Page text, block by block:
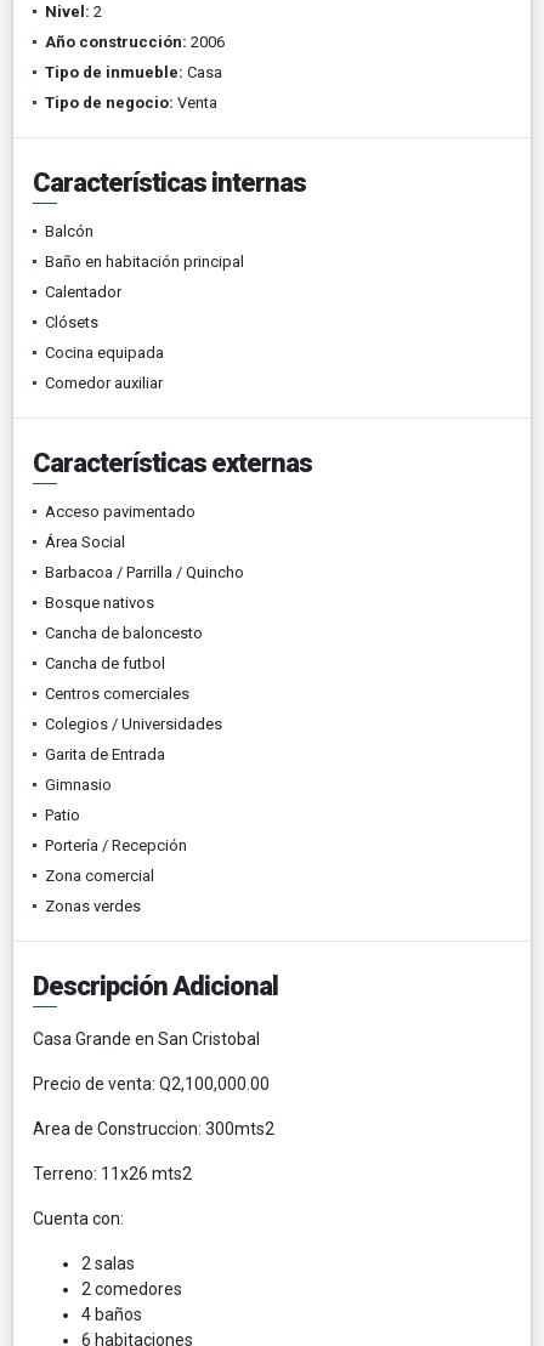
Nivel: 2
Año construcción: 2006
Tipo de inmueble: Casa
Tipo de negocio: Venta
Características internas
Balcón
Baño en habitación principal
Calentador
Clósets
Cocina equipada
Comedor auxiliar
Características externas
Acceso pavimentado
Área Social
Barbacoa / Parrilla / Quincho
Bosque nativos
Cancha de baloncesto
Cancha de futbol
Centros comerciales
Colegios / Universidades
Garita de Entrada
Gimnasio
Patio
Portería / Recepción
Zona comercial
Zonas verdes
Descripción Adicional
Casa Grande en San Cristobal
Precio de venta: Q2,100,000.00
Area de Construccion: 300mts2
Terreno: 11x26 mts2
Cuenta con:
2 salas
2 comedores
4 baños
6 habitaciones